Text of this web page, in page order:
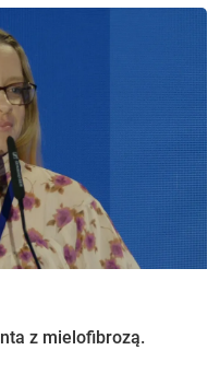
z mielofibrozą.